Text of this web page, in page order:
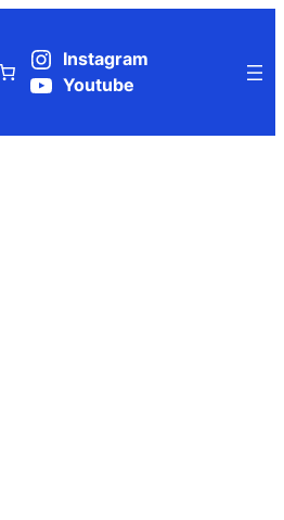
Instagram
Youtube